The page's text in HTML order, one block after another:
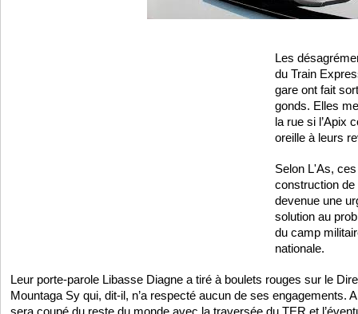
Les
du Train
gare ont fait
gonds. Elles
la rue si l’Apix
oreille à leurs
Selon L'As,
construction
devenue une
solution au
du camp
nationale.
Leur porte-parole Libasse Diagne a tiré à boulets rouges sur le
Mountaga Sy qui, dit-il, n’a respecté aucun de ses engagements.
sera coupé du reste du monde avec la traversée du TER et